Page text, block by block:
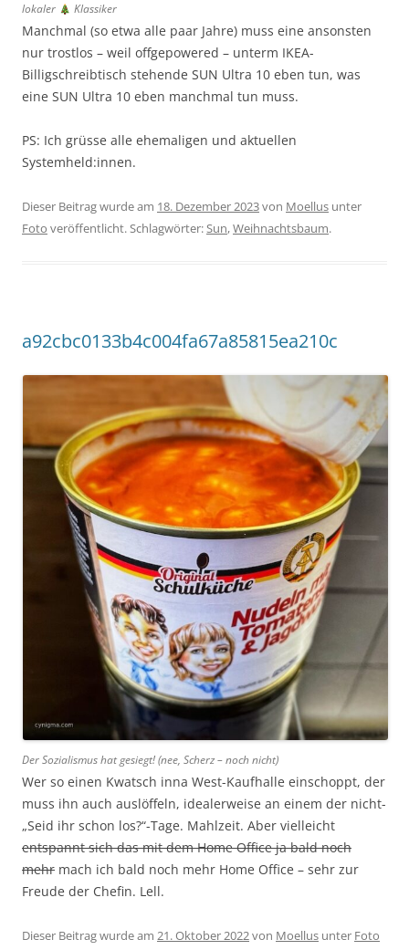
lokaler Klassiker
Manchmal (so etwa alle paar Jahre) muss eine ansonsten
nur trostlos – weil offgepowered – unterm IKEA-
Billigschreibtisch stehende SUN Ultra 10 eben tun, was
eine SUN Ultra 10 eben manchmal tun muss.
PS: Ich grüsse alle ehemaligen und aktuellen
Systemheld:innen.
Dieser Beitrag wurde am 18. Dezember 2023von Moellus unter
Foto veröffentlicht. Schlagwörter:Sun,Weihnachtsbaum.
a92cbc0133b4c004fa67a85815ea210c
Der Sozialismus hat gesiegt! (nee, Scherz – noch nicht)
Wer so einen Kwatsch inna West-Kaufhalle einschoppt, der
muss ihn auch auslöffeln, idealerweise an einem der nicht-
„Seid ihr schon los?“-Tage. Mahlzeit. Aber vielleicht
entspannt sich das mit dem Home Office ja bald noch
mehr mach ich bald noch mehr Home Office – sehr zur
Freude der Chefin. Lell.
Dieser Beitrag wurde am 21. Oktober 2022von Moellus unter Foto